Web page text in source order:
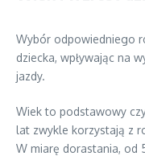
Wybór odpowiedniego
dziecka, wpływając na
jazdy.
Wiek to podstawowy
lat zwykle korzystają z
W miarę dorastania, od